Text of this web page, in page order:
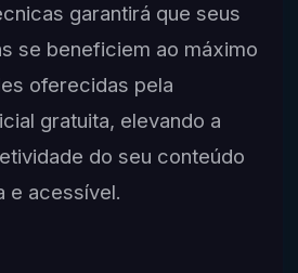
garantirá que seus
se beneficiem ao máximo
oferecidas pela
gratuita, elevando a
do seu conteúdo
e acessível.